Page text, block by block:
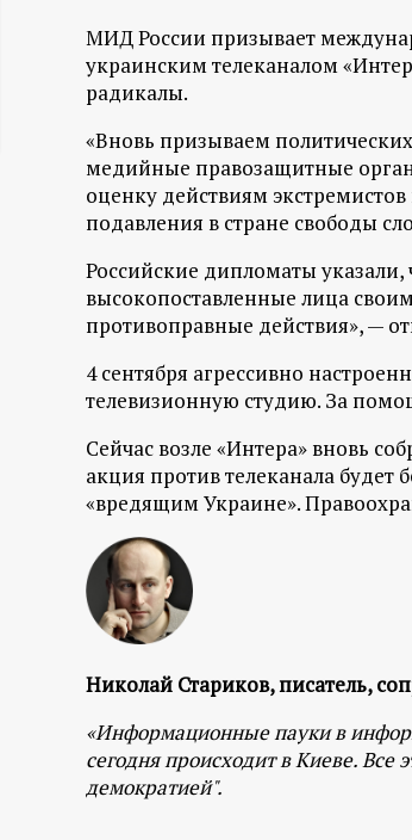
ц
и
о
н
н
ы
й
п
о
р
т
а
л
МИД России призывает
украинским телеканалом
радикалы.
«Вновь призываем
медийные правозащитные
оценку действиям
подавления в стране свободы
Российские дипломаты указали,
высокопоставленные лица
противоправные действия», —
4 сентября агрессивно
телевизионную студию. За
Сейчас возле «Интера» вновь
акция против телеканала
«вредящим Украине».
Николай Стариков, писатель,
«Информационные пауки в
сегодня происходит в Киеве.
демократией".